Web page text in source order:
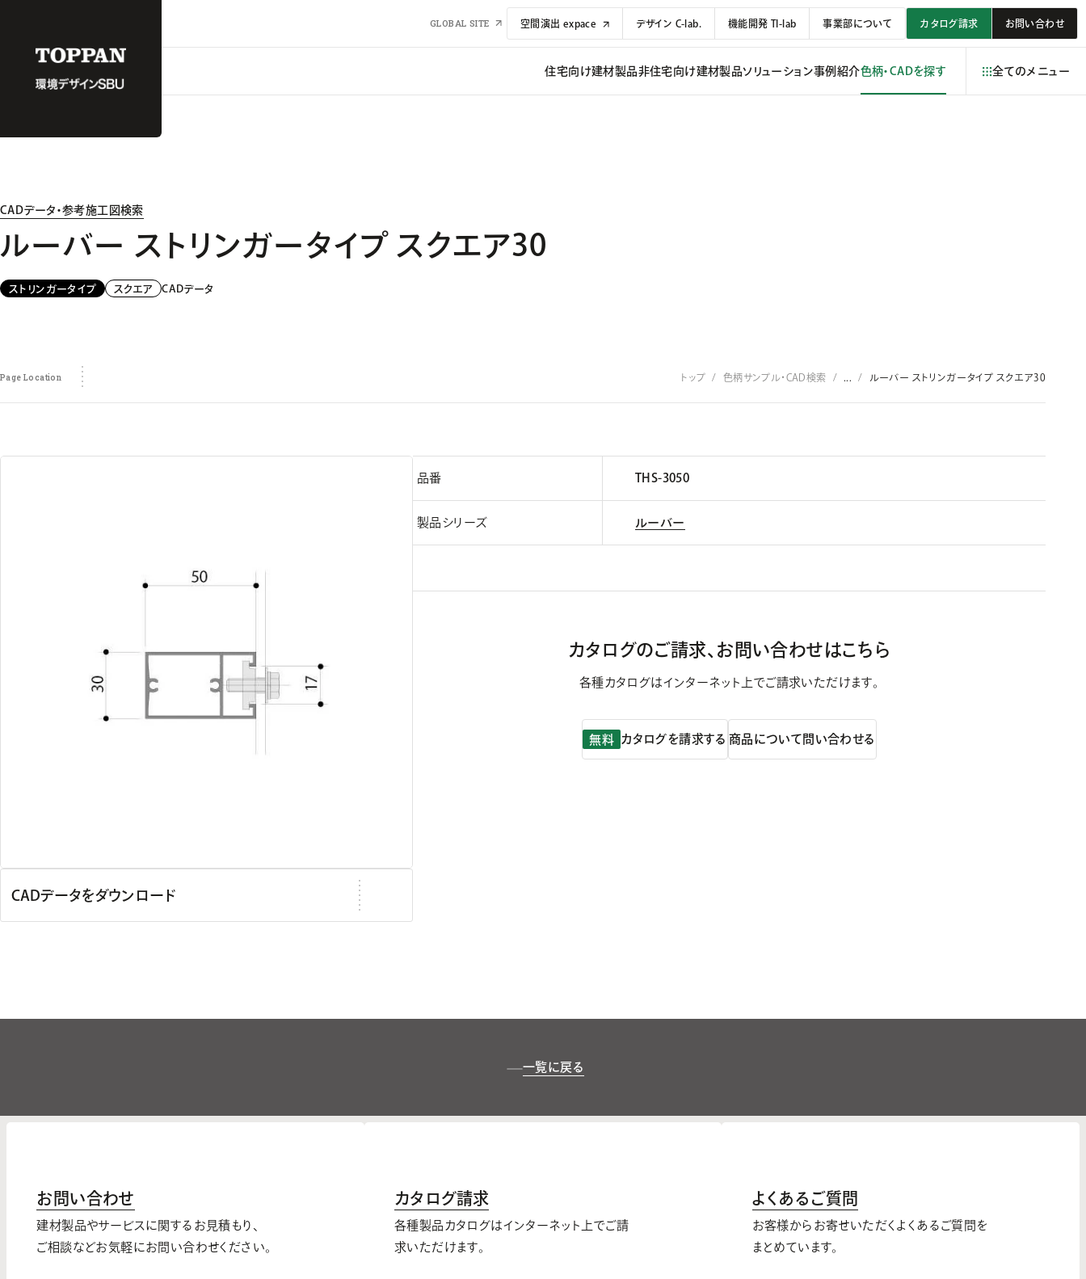
GLOBAL SITE 空間演出 expace デザイン C-lab. 機能開発 TI-lab 事業部について カタログ請求 お問い合わせ
住宅向け建材​​製品非住宅向け建材​​製品ソリューション事例紹介色柄・CADを探す 全てのメニュー
CADデータ・参考施工図検索
ルーバー ストリンガータイプ スクエア30
ストリンガータイプ スクエア CADデータ
Page Location トップ 色柄サンプル・CAD検索 ルーバー ストリンガータイプ スクエア30
CADデータをダウンロード
品番 THS-3050
製品シリーズ ルーバー
カタログのご請求、 お問い合わせはこちら
各種カタログはインターネット上でご請求いただけます。
無料 カタログを請求する 商品について問い合わせる
一覧に戻る
お問い合わせ
建材製品やサービスに関するお見積もり、
ご相談などお気軽にお問い合わせください。
カタログ請求
各種製品カタログはインターネット上でご請
求いただけます。
よくあるご質問
お客様からお寄せいただくよくあるご質問を
まとめています。